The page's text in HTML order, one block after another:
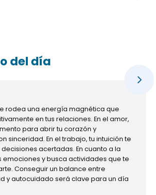
del día
rodea una energía magnética que
en tus relaciones. En el amor,
para abrir tu corazón y
sinceridad. En el trabajo, tu intuición te
acertadas. En cuanto a la
emociones y busca actividades que te
Conseguir un balance entre
y autocuidado será clave para un día